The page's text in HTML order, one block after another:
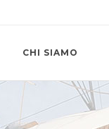
CHI SIAMO